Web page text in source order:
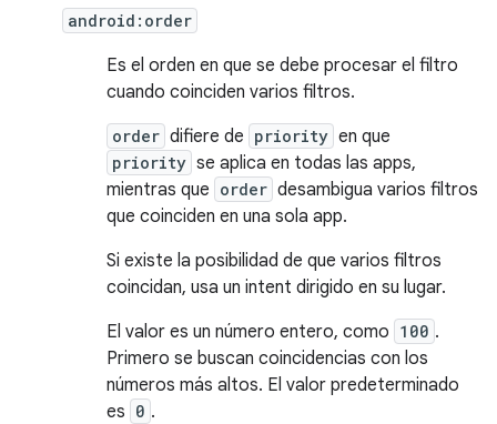
android:order
Es el orden en que se debe procesar el filtro
cuando coinciden varios filtros.
order difiere de priority en que
priority se aplica en todas las apps,
mientras que order desambigua varios filtros
que coinciden en una sola app.
Si existe la posibilidad de que varios filtros
coincidan, usa un intent dirigido en su lugar.
El valor es un número entero, como 100 .
Primero se buscan coincidencias con los
números más altos. El valor predeterminado
es 0 .